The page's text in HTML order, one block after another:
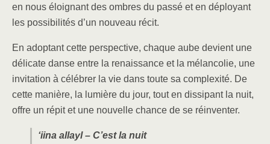
en nous éloignant des ombres du passé et en déployant
les possibilités d’un nouveau récit.
En adoptant cette perspective, chaque aube devient une
délicate danse entre la renaissance et la mélancolie, une
invitation à célébrer la vie dans toute sa complexité. De
cette manière, la lumière du jour, tout en dissipant la nuit,
offre un répit et une nouvelle chance de se réinventer.
‘iina allayl – C’est la nuit